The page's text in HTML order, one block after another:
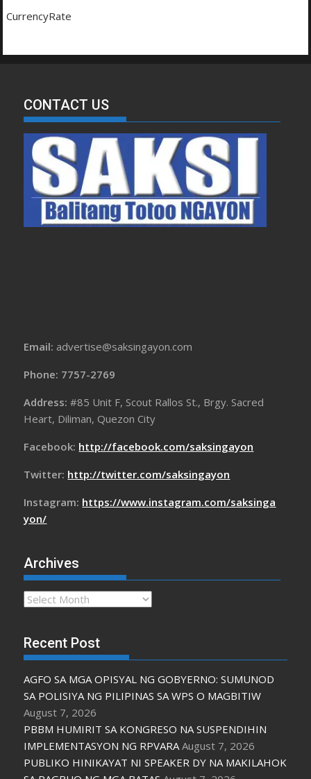
CurrencyRate
CONTACT US
Email: advertise@saksingayon.com
Phone: 7757-2769
Address:#85 Unit F, Scout Rallos St., Brgy. Sacred
Heart, Diliman, Quezon City
Facebook: http://facebook.com/saksingayon
Twitter: http://twitter.com/saksingayon
Instagram: https://www.instagram.com/saksinga
yon/
Archives
Archives
Recent Post
AGFO SA MGA OPISYAL NG GOBYERNO: SUMUNOD
SA POLISIYA NG PILIPINAS SA WPS O MAGBITIW
August 7, 2026
PBBM HUMIRIT SA KONGRESO NA SUSPENDIHIN
IMPLEMENTASYON NG RPVARA August 7, 2026
PUBLIKO HINIKAYAT NI SPEAKER DY NA MAKILAHOK